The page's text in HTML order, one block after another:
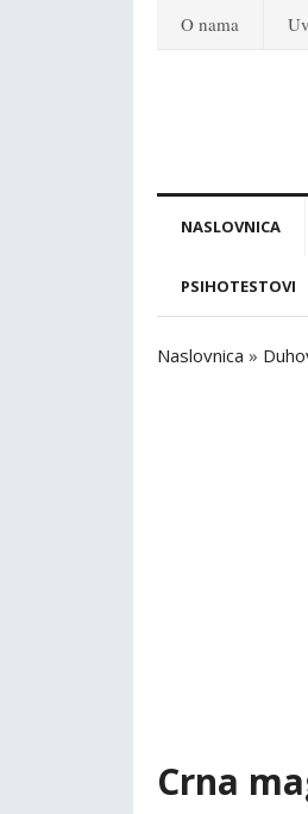
O nama
NASLOVNICA
PSIHOTESTOVI
Naslovnica »
Crna